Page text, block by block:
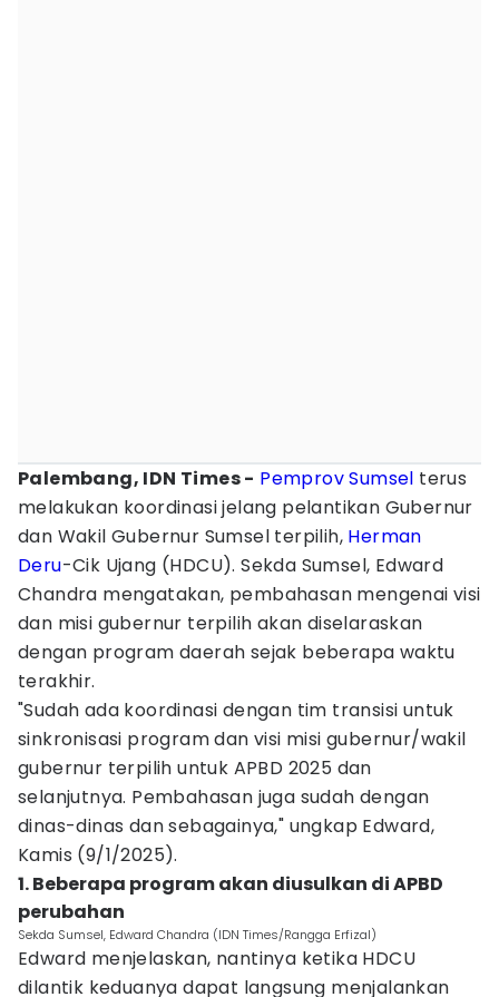
Palembang, IDN Times - Pemprov Sumsel terus
melakukan koordinasi jelang pelantikan Gubernur
dan Wakil Gubernur Sumsel terpilih, Herman
Deru-Cik Ujang (HDCU). Sekda Sumsel, Edward
Chandra mengatakan, pembahasan mengenai visi
dan misi gubernur terpilih akan diselaraskan
dengan program daerah sejak beberapa waktu
terakhir.
"Sudah ada koordinasi dengan tim transisi untuk
sinkronisasi program dan visi misi gubernur/wakil
gubernur terpilih untuk APBD 2025 dan
selanjutnya. Pembahasan juga sudah dengan
dinas-dinas dan sebagainya," ungkap Edward,
Kamis (9/1/2025).
1. Beberapa program akan diusulkan di APBD
perubahan
Sekda Sumsel, Edward Chandra (IDN Times/Rangga Erfizal)
Edward menjelaskan, nantinya ketika HDCU
dilantik keduanya dapat langsung menjalankan